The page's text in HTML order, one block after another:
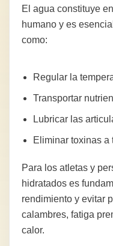
El agua constituye
humano y es
como:
Regular la
Transportar
Lubricar las
Eliminar toxinas a
Para los atletas y
hidratados es
rendimiento y evitar
calambres, fatiga
calor.